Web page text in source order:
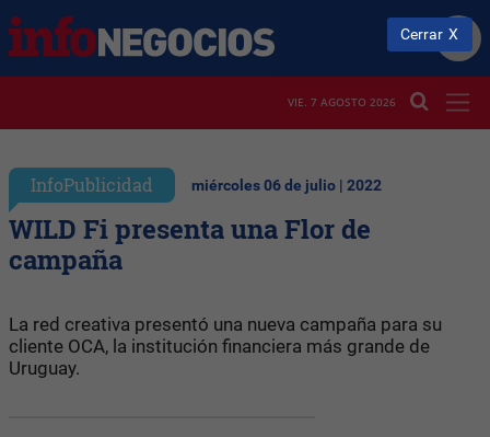
VIE. 7 AGOSTO 2026
InfoPublicidad miércoles 06 de julio | 2022
WILD Fi presenta una Flor de
campaña
La red creativa presentó una nueva campaña para su
cliente OCA, la institución financiera más grande de
Uruguay.
Cerrar